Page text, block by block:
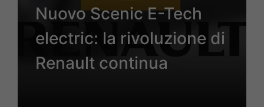
Nuovo Scenic E-Tech
electric: la rivoluzione di
Renault continua